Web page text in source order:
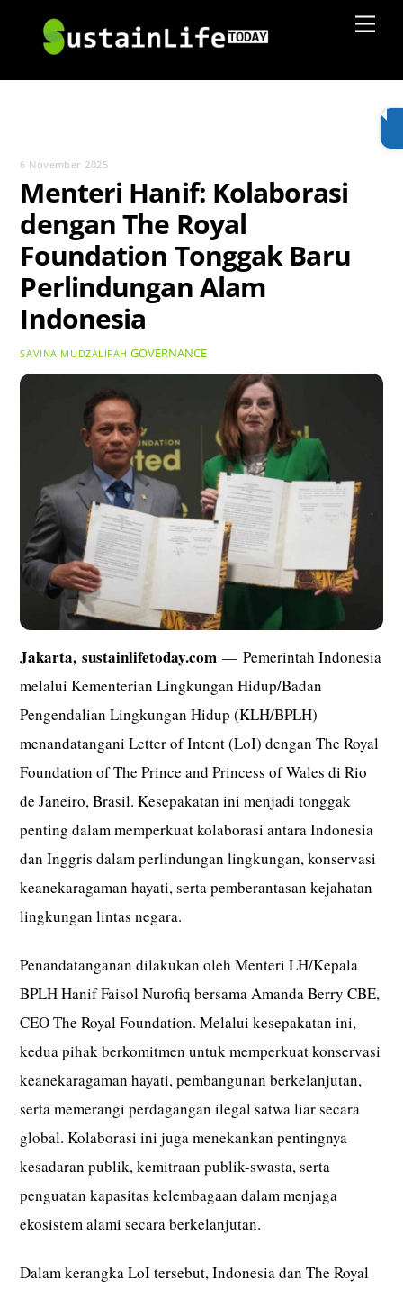
content
6 November 2025
Menteri Hanif: Kolaborasi
dengan The Royal
Foundation Tonggak Baru
Perlindungan Alam
Indonesia
SAVINA MUDZALIFAH GOVERNANCE
Jakarta,sustainlifetoday.com — Pemerintah Indonesia
melalui Kementerian Lingkungan Hidup/Badan
Pengendalian Lingkungan Hidup (KLH/BPLH)
menandatangani Letter of Intent (LoI) dengan The Royal
Foundation of The Prince and Princess of Wales di Rio
de Janeiro, Brasil. Kesepakatan ini menjadi tonggak
penting dalam memperkuat kolaborasi antara Indonesia
dan Inggris dalam perlindungan lingkungan, konservasi
keanekaragaman hayati, serta pemberantasan kejahatan
lingkungan lintas negara.
Penandatanganan dilakukan oleh Menteri LH/Kepala
BPLH Hanif Faisol Nurofiq bersama Amanda Berry CBE,
CEO The Royal Foundation. Melalui kesepakatan ini,
kedua pihak berkomitmen untuk memperkuat konservasi
keanekaragaman hayati, pembangunan berkelanjutan,
serta memerangi perdagangan ilegal satwa liar secara
global. Kolaborasi ini juga menekankan pentingnya
kesadaran publik, kemitraan publik-swasta, serta
penguatan kapasitas kelembagaan dalam menjaga
ekosistem alami secara berkelanjutan.
Dalam kerangka LoI tersebut, Indonesia dan The Royal